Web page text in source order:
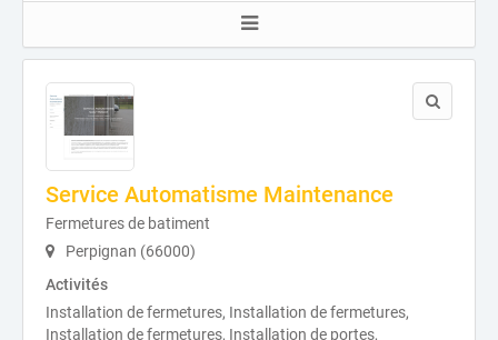
Service Automatisme Maintenance
Fermetures de batiment
Perpignan (66000)
Activités
Installation de fermetures, Installation de fermetures,
Installation de fermetures, Installation de portes,